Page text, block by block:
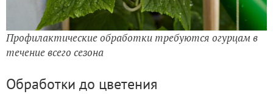
Профилактические обработки требуются огурцам в
течение всего сезона
Обработки до цветения